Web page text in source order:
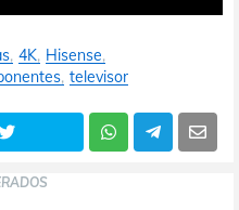
4K Hisense
televisor